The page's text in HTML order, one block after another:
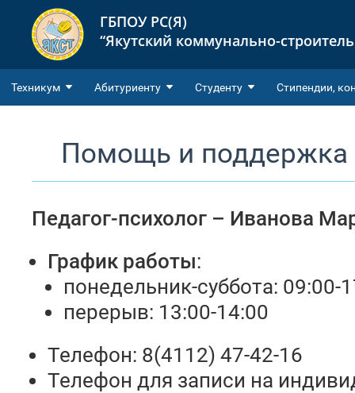
ГБПОУ РС(Я)
“Якутский коммунально-
Техникум Абитуриенту Студенту Cтипендии,
Помощь и поддержка
Педагог-психолог – Иванова
График работы:
понедельник-суббота: 09:00-
перерыв: 13:00-14:00
Телефон: 8(4112) 47-42-16
Телефон для записи на